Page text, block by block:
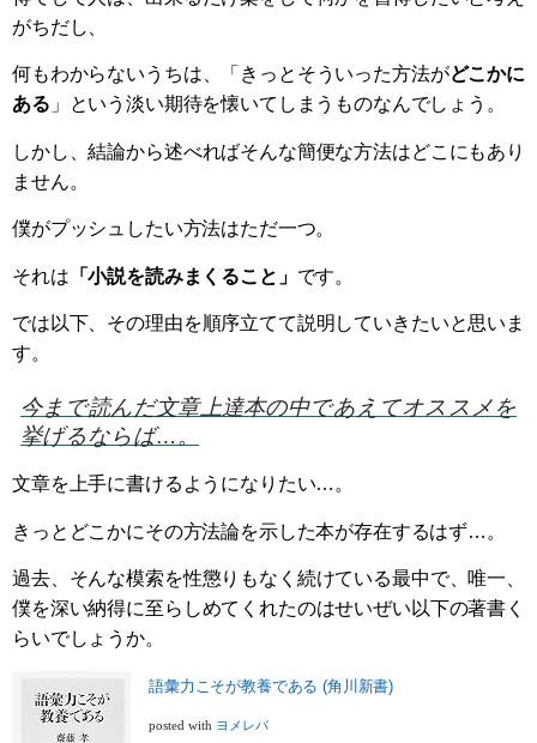
がちだし、
何もわからないうちは、「きっとそういった方法がどこかに
ある 」という淡い期待を懐いてしまうものなんでしょう。
しかし、結論から述べればそんな簡便な方法はどこにもあり
ません。
僕がプッシュしたい方法はただ一つ。
それは 「小説を読みまくること」 です。
では以下、その理由を順序立てて説明していきたいと思いま
す。
今まで読んだ文章上達本の中であえてオススメを
挙げるならば…。
文章を上手に書けるようになりたい…。
きっとどこかにその方法論を示した本が存在するはず…。
過去、そんな模索を性懲りもなく続けている最中で、唯一、
僕を深い納得に至らしめてくれたのはせいぜい以下の著書く
らいでしょうか。
語彙力こそが教養である (角川新書)
posted with ヨメレバ